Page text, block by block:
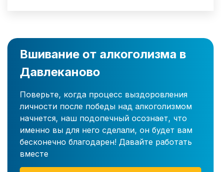
Вшивание от алкоголизма в
Давлеканово
Поверьте, когда процесс выздоровления
личности после победы над алкоголизмом
начнется, наш подопечный осознает, что
именно вы для него сделали, он будет вам
бесконечно благодарен! Давайте работать
вместе